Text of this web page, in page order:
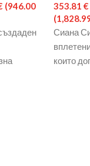
(946.00
353.81 €
Сиана
които